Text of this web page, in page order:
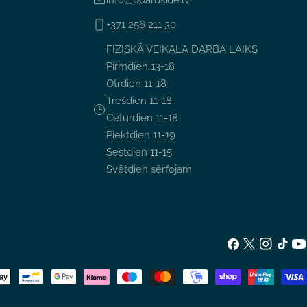
+371 256 211 30
FIZISKĀ VEIKALA DARBA LAIKS
Pirmdien 13-18
Otrdien 11-18
Trešdien 11-18
Ceturdien 11-18
Piektdien 11-19
Sestdien 11-15
Svētdien sērfojam
Facebook
X
Instagram
TikTok